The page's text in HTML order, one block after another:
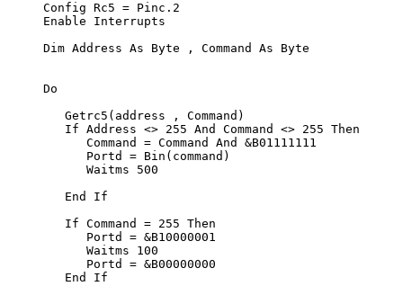
Config Rc5 = Pinc.2
Enable Interrupts
Dim Address As Byte , Command As Byte
Do
Getrc5(address , Command)
If Address <> 255 And Command <> 255 Then
Command = Command And &B01111111
Portd = Bin(command)
Waitms 500
End If
If Command = 255 Then
Portd = &B10000001
Waitms 100
Portd = &B00000000
End If